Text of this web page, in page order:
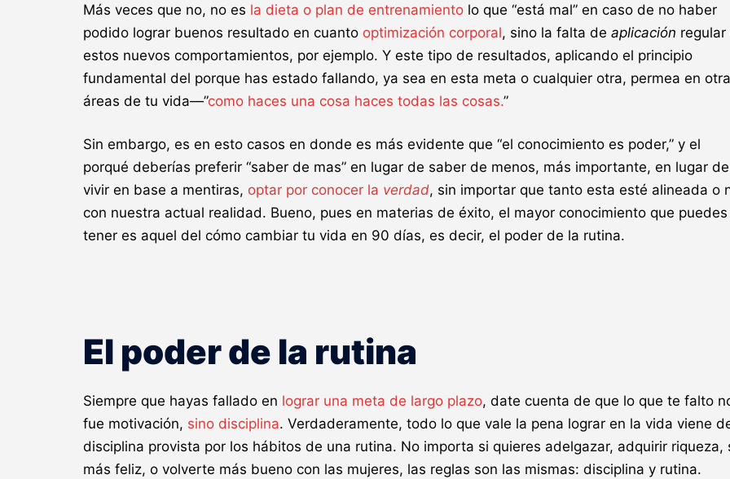
Más veces que no, no es la dieta o plan de entrenamiento lo que “está mal” en caso de no haber
podido lograr buenos resultado en cuanto optimización corporal, sino la falta de aplicación regular
estos nuevos comportamientos, por ejemplo. Y este tipo de resultados, aplicando el principio
fundamental del porque has estado fallando, ya sea en esta meta o cualquier otra, permea en
áreas de tu vida—”como haces una cosa haces todas las cosas.”
Sin embargo, es en esto casos en donde es más evidente que “el conocimiento es poder,” y el
porqué deberías preferir “saber de mas” en lugar de saber de menos, más importante, en lugar de
vivir en base a mentiras, optar por conocer la verdad, sin importar que tanto esta esté alineada o
con nuestra actual realidad. Bueno, pues en materias de éxito, el mayor conocimiento que puedes
tener es aquel del cómo cambiar tu vida en 90 días, es decir, el poder de la rutina.
El poder de la rutina
Siempre que hayas fallado en lograr una meta de largo plazo, date cuenta de que lo que te falto
fue motivación, sino disciplina. Verdaderamente, todo lo que vale la pena lograr en la vida viene
disciplina provista por los hábitos de una rutina. No importa si quieres adelgazar, adquirir riqueza,
más feliz, o volverte más bueno con las mujeres, las reglas son las mismas: disciplina y rutina.